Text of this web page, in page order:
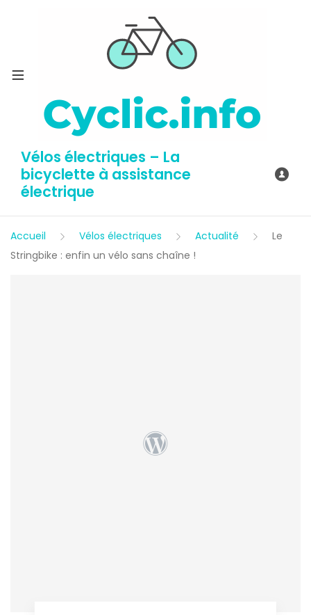
Vélos électriques – La
bicyclette à assistance
électrique
Accueil Vélos électriques Actualité
Le
Stringbike : enfin un vélo sans chaîne !